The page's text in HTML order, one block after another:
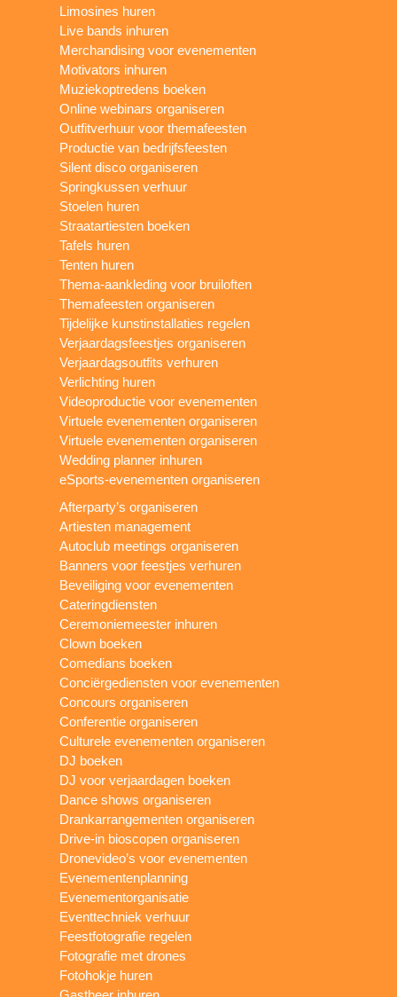
Limosines huren
Live bands inhuren
Merchandising voor evenementen
Motivators inhuren
Muziekoptredens boeken
Online webinars organiseren
Outfitverhuur voor themafeesten
Productie van bedrijfsfeesten
Silent disco organiseren
Springkussen verhuur
Stoelen huren
Straatartiesten boeken
Tafels huren
Tenten huren
Thema-aankleding voor bruiloften
Themafeesten organiseren
Tijdelijke kunstinstallaties regelen
Verjaardagsfeestjes organiseren
Verjaardagsoutfits verhuren
Verlichting huren
Videoproductie voor evenementen
Virtuele evenementen organiseren
Virtuele evenementen organiseren
Wedding planner inhuren
eSports-evenementen organiseren
Afterparty’s organiseren
Artiesten management
Autoclub meetings organiseren
Banners voor feestjes verhuren
Beveiliging voor evenementen
Cateringdiensten
Ceremoniemeester inhuren
Clown boeken
Comedians boeken
Conciërgediensten voor evenementen
Concours organiseren
Conferentie organiseren
Culturele evenementen organiseren
DJ boeken
DJ voor verjaardagen boeken
Dance shows organiseren
Drankarrangementen organiseren
Drive-in bioscopen organiseren
Dronevideo’s voor evenementen
Evenementenplanning
Evenementorganisatie
Eventtechniek verhuur
Feestfotografie regelen
Fotografie met drones
Fotohokje huren